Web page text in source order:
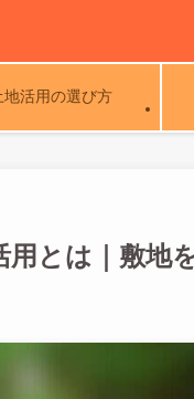
地活用の選び方
とは｜敷地